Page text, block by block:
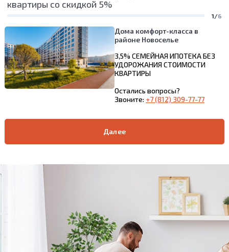
квартиры со скидкой 5%
1/6
Дома комфорт-класса в
районе Новоселье
3,5% СЕМЕЙНАЯ ИПОТЕКА БЕЗ
УДОРОЖАНИЯ СТОИМОСТИ
КВАРТИРЫ
Остались вопросы?
Звоните: +7 (812) 309-77-77